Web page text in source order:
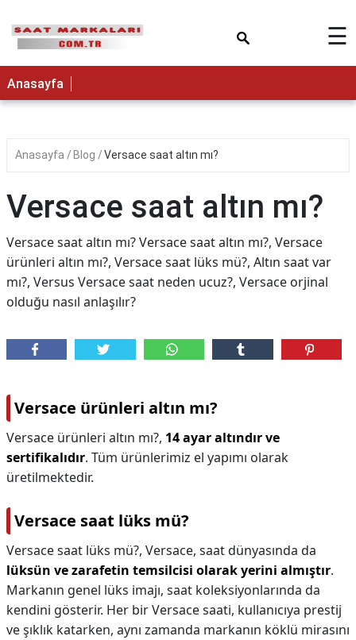
☰
Anasayfa
Anasayfa Blog Versace saat altın mı?
Versace saat altın mı?
Versace saat altın mı? Versace saat altın mı?, Versace
ürünleri altın mı?, Versace saat lüks mü?, Altın saat var
mı?, Versus Versace saat neden ucuz?, Versace orjinal
olduğu nasıl anlaşılır?
Versace ürünleri altın mı?
Versace ürünleri altın mı?, 14 ayar altındır ve
sertifikalıdır. Tüm ürünlerimiz el yapımı olarak
üretilmektedir.
Versace saat lüks mü?
Versace saat lüks mü?, Versace, saat dünyasında da
lüksün ve zarafetin temsilcisi olarak yerini almıştır.
Markanın genel lüks imajı, saat koleksiyonlarında da
kendini gösterir. Her bir Versace saati, kullanıcıya prestij
ve şıklık katarken, aynı zamanda markanın köklü mirasını